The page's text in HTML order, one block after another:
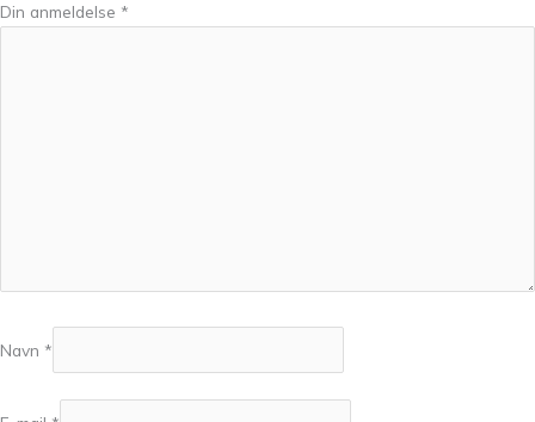
Din anmeldelse *
Navn *